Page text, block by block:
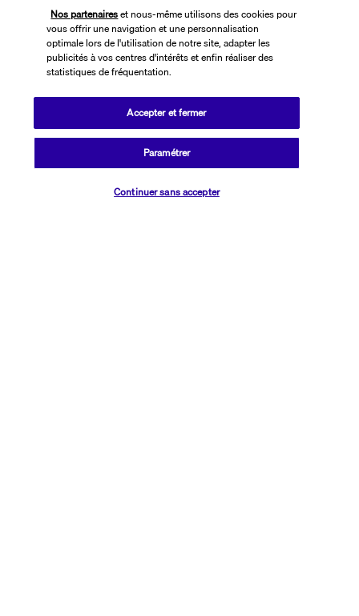
Sauna
Service de garde d’enfants (en supplément)
Terrasse
Terrasse sur le toit
Transats de piscine
Découvrir la destination
Informations utiles
Nos partenaireset nous-même utilisons des cookies pour
vous offrir une navigation et une personnalisation
optimale lors de l'utilisation de notre site, adapter les
publicités à vos centres d'intérêts et enfin réaliser des
statistiques de fréquentation.
Paramétrer
Continuer sans accepter
Accepter et fermer